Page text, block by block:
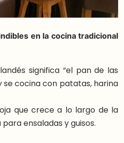
en la cocina tradicional
significa “el pan de las
se cocina con patatas, harina
que crece a lo largo de la
ensaladas y guisos.